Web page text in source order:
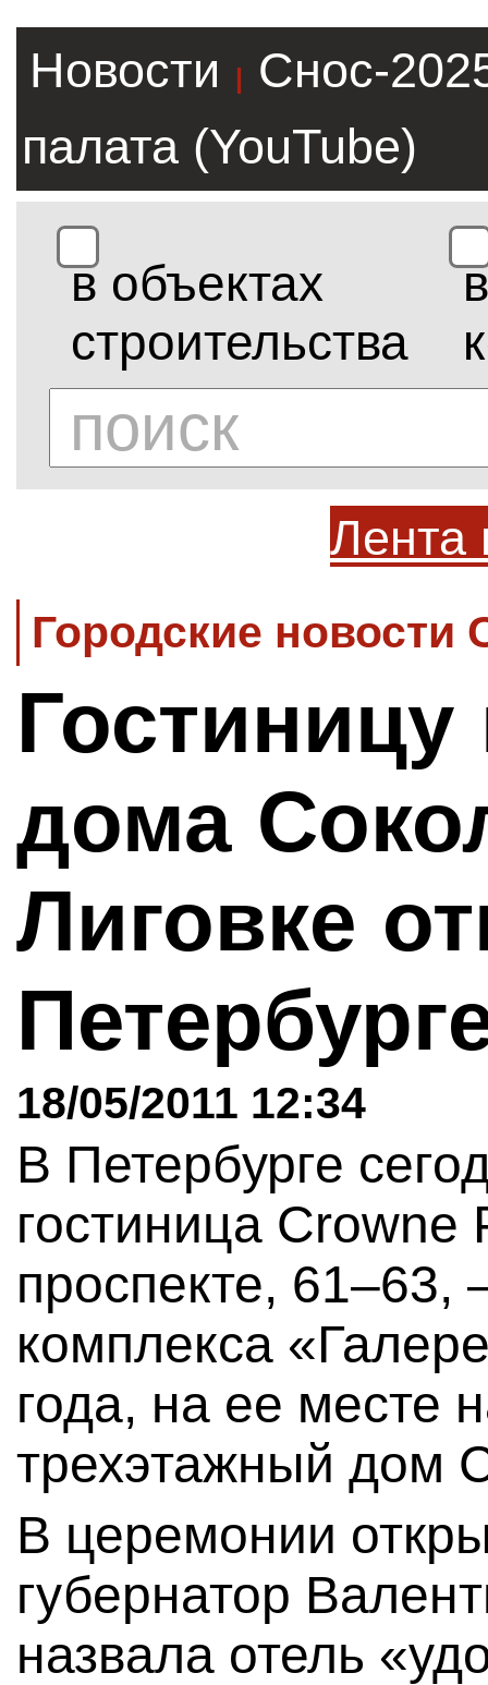
Новости |
Снос-
палата (YouTube)
в объектах
строительства
в
Лента
Городские новости
Гостиницу
дома
Лиговке
18/05/2011 12:34
В Петербурге
гостиница Crowne
проспекте, 61–63,
комплекса
года, на ее месте
трехэтажный дом
В церемонии
губернатор
назвала отель